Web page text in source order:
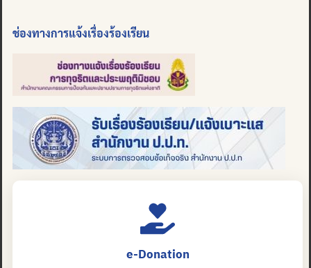
ช่องทางการแจ้งเรื่องร้องเรียน
e-Donation